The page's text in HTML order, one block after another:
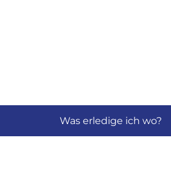
Was erledige ich wo?